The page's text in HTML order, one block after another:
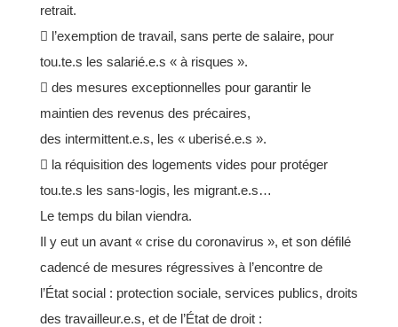
retrait.
 l’exemption de travail, sans perte de salaire, pour
tou.te.s les salarié.e.s « à risques ».
 des mesures exceptionnelles pour garantir le
maintien des revenus des précaires,
des intermittent.e.s, les « uberisé.e.s ».
 la réquisition des logements vides pour protéger
tou.te.s les sans-logis, les migrant.e.s…
Le temps du bilan viendra.
Il y eut un avant « crise du coronavirus », et son défilé
cadencé de mesures régressives à l’encontre de
l’État social : protection sociale, services publics, droits
des travailleur.e.s, et de l’État de droit :